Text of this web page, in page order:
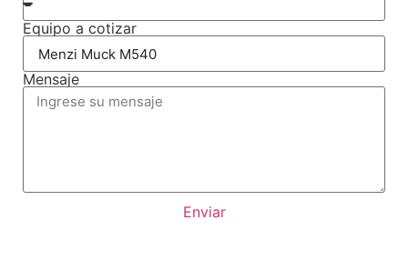
Equipo a cotizar
Mensaje
Enviar